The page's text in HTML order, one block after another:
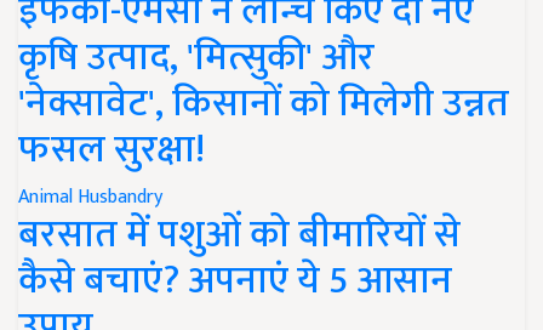
कृषि उत्पाद, 'मित्सुकी' और
'नेक्सावेट', किसानों को मिलेगी उन्नत
फसल सुरक्षा!
Animal Husbandry
बरसात में पशुओं को बीमारियों से
कैसे बचाएं? अपनाएं ये 5 आसान